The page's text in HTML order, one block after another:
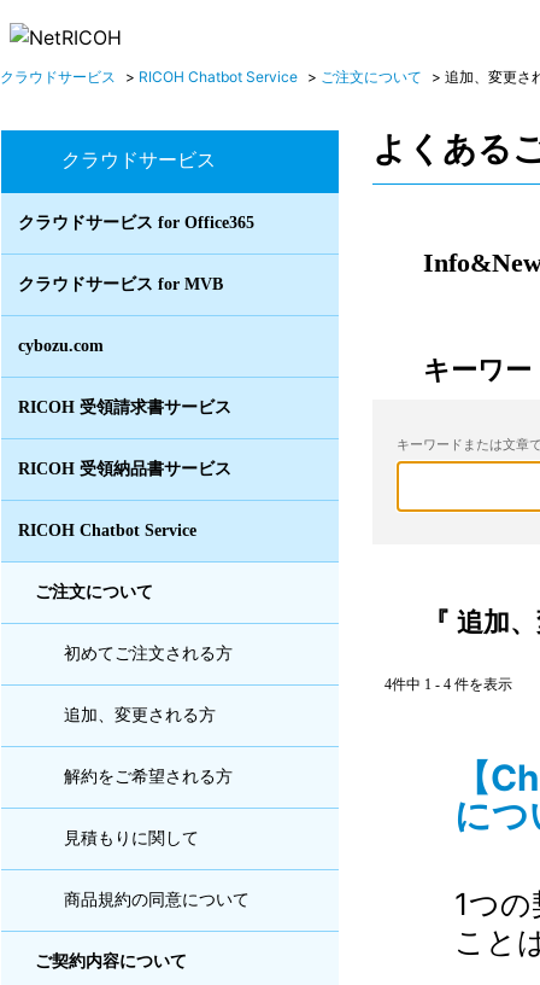
クラウドサービス > RICOH Chatbot Service > ご注文について > 追加、変更さ
クラウドサービス
クラウドサービス for Office365
クラウドサービス for MVB
cybozu.com
RICOH 受領請求書サービス
RICOH 受領納品書サービス
RICOH Chatbot Service
ご注文について
初めてご注文される方
追加、変更される方
解約をご希望される方
見積もりに関して
商品規約の同意について
ご契約内容について
よくある
キーワー
キーワードまたは文章
『 追加
4件中 1 - 4 件を表示
【
に
1つ
こと